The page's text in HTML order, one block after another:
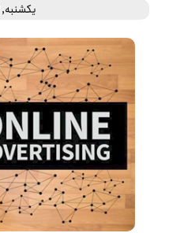
یکشنبه, 22 مهر,1403